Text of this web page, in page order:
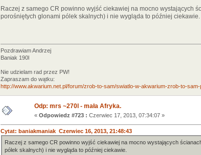
Raczej z samego CR powinno wyjść ciekawiej na mocno wystających
porośniętych glonami pólek skalnych) i nie wygląda to później ciekawie.
Pozdrawiam Andrzej
Baniak 190l
Nie udzielam rad przez PW!
Zapraszam do wątku:
http://www.akwarium.net.pl/forum/zrob-to-sam/swiatlo-w-akwarium-zrob-to-
Odp: mrs ~270l - mała Afryka.
« Odpowiedz #723 : Czerwiec 17, 2013, 07:34:07 »
Cytat: baniakmaniak Czerwiec 16, 2013, 21:48:43
Raczej z samego CR powinno wyjść ciekawiej na mocno wystających
pólek skalnych) i nie wygląda to później ciekawie.